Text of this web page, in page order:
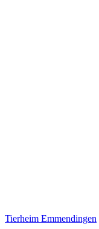
Tierheim Emmendingen